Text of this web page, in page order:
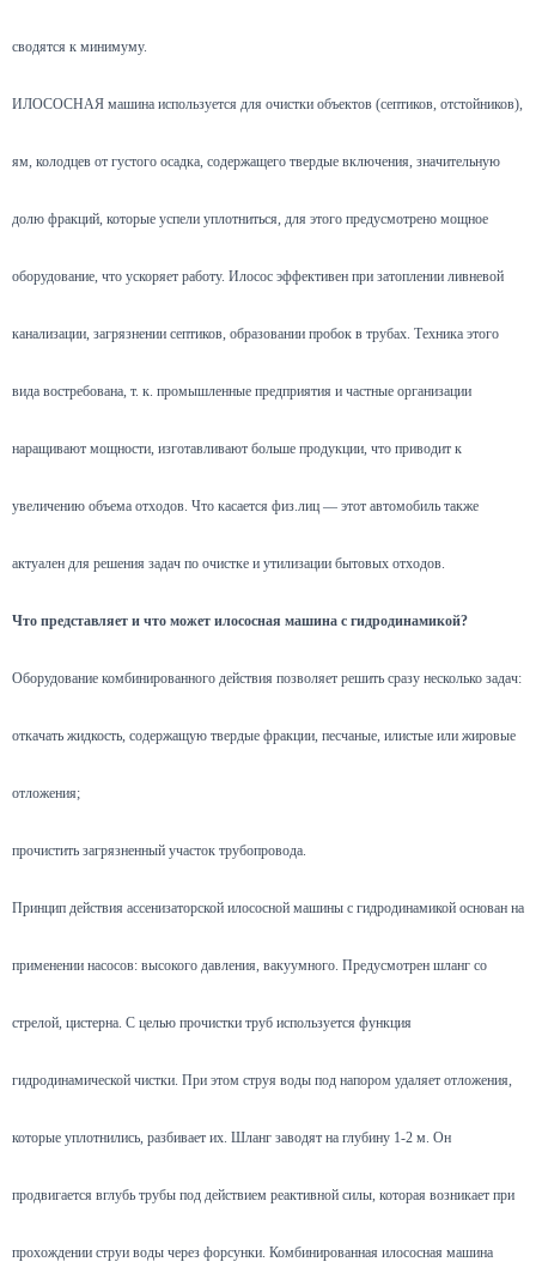
сводятся к минимуму.
ИЛОСОСНАЯ машина используется для очистки объектов (септиков, отстойников),
ям, колодцев от густого осадка, содержащего твердые включения, значительную
долю фракций, которые успели уплотниться, для этого предусмотрено мощное
оборудование, что ускоряет работу. Илосос эффективен при затоплении ливневой
канализации, загрязнении септиков, образовании пробок в трубах. Техника этого
вида востребована, т. к. промышленные предприятия и частные организации
наращивают мощности, изготавливают больше продукции, что приводит к
увеличению объема отходов. Что касается физ.лиц — этот автомобиль также
актуален для решения задач по очистке и утилизации бытовых отходов.
Что представляет и что может илососная машина с гидродинамикой?
Оборудование комбинированного действия позволяет решить сразу несколько задач:
откачать жидкость, содержащую твердые фракции, песчаные, илистые или жировые
отложения;
прочистить загрязненный участок трубопровода.
Принцип действия ассенизаторской илососной машины с гидродинамикой основан на
применении насосов: высокого давления, вакуумного. Предусмотрен шланг со
стрелой, цистерна. С целью прочистки труб используется функция
гидродинамической чистки. При этом струя воды под напором удаляет отложения,
которые уплотнились, разбивает их. Шланг заводят на глубину 1-2 м. Он
продвигается вглубь трубы под действием реактивной силы, которая возникает при
прохождении струи воды через форсунки. Комбинированная илососная машина